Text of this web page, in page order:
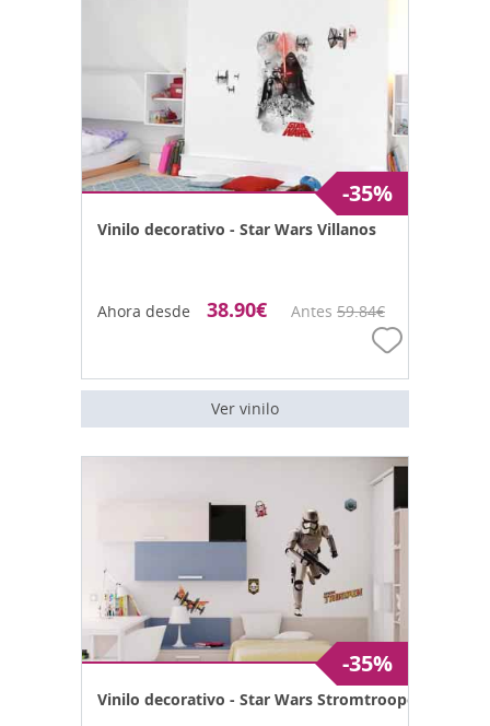
Vinilo decorativo - Star Wars Villanos
-35%
Ahora desde 38.90€ Antes 59.84€
Ver vinilo
Vinilo decorativo - Star Wars Stromtrooper
-35%